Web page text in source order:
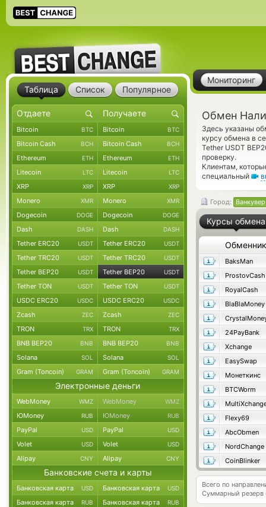
Мониторинг
Обмен
Здесь указаны
курсу обмена в
Tether USDT
проверку.
Клиентам,
специальный
Город: Ванкувер
Курсы обмена
Обменник
BaksMan
ProstovCash
RoyalCash
BlaBlaMoney
24PayBank
Xchange
EasySwap
Монеткинс
BTCWorm
Flexy69
AbcObmen
NordChange
CoinBlinker
Всего по
Суммарный резерв
Таблица Список Популярное
Bitcoin BTC Bitcoin BTC
Bitcoin Cash BCH Bitcoin Cash BCH
Ethereum ETH Ethereum ETH
Litecoin LTC Litecoin LTC
XRP XRP XRP XRP
Monero XMR Monero XMR
Dogecoin DOGE Dogecoin DOGE
Dash DASH Dash DASH
Tether ERC20 USDT Tether ERC20 USDT
Tether TRC20 USDT Tether TRC20 USDT
Tether BEP20 USDT Tether BEP20 USDT
Tether TON USDT Tether TON USDT
USDC ERC20 USDC USDC ERC20 USDC
Zcash ZEC Zcash ZEC
TRON TRX TRON TRX
BNB BEP20 BNB BNB BEP20 BNB
Solana SOL Solana SOL
Gram (Toncoin) GRAM Gram (Toncoin) GRAM
Электронные деньги
WebMoney WMZ WebMoney WMZ
ЮMoney RUB ЮMoney RUB
PayPal USD PayPal USD
Volet USD Volet USD
Alipay CNY Alipay CNY
Банковские счета и карты
Банковская карта USD Банковская карта USD
Банковская карта RUB Банковская карта RUB